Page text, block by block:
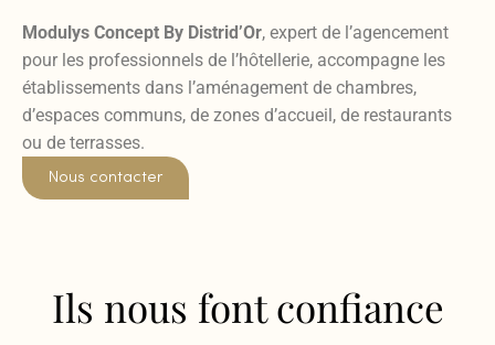
Modulys Concept By Distrid’Or, expert de l’agencement
pour les professionnels de l’hôtellerie, accompagne les
établissements dans l’aménagement de chambres,
d’espaces communs, de zones d’accueil, de restaurants
ou de terrasses.
Nous contacter
Ils nous font confiance